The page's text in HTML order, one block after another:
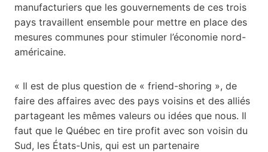
manufacturiers que les gouvernements de ces trois
pays travaillent ensemble pour mettre en place des
mesures communes pour stimuler l’économie nord-
américaine.
« Il est de plus question de « friend-shoring », de
faire des affaires avec des pays voisins et des alliés
partageant les mêmes valeurs ou idées que nous. Il
faut que le Québec en tire profit avec son voisin du
Sud, les États-Unis, qui est un partenaire